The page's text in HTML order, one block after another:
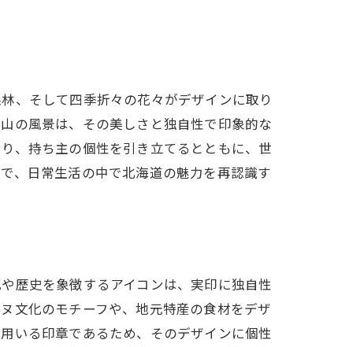
、そして四季折々の花々がデザインに取り
の風景は、その美しさと独自性で印象的な
、持ち主の個性を引き立てるとともに、世
、日常生活の中で北海道の魅力を再認識す
歴史を象徴するアイコンは、実印に独自性
文化のモチーフや、地元特産の食材をデザ
いる印章であるため、そのデザインに個性